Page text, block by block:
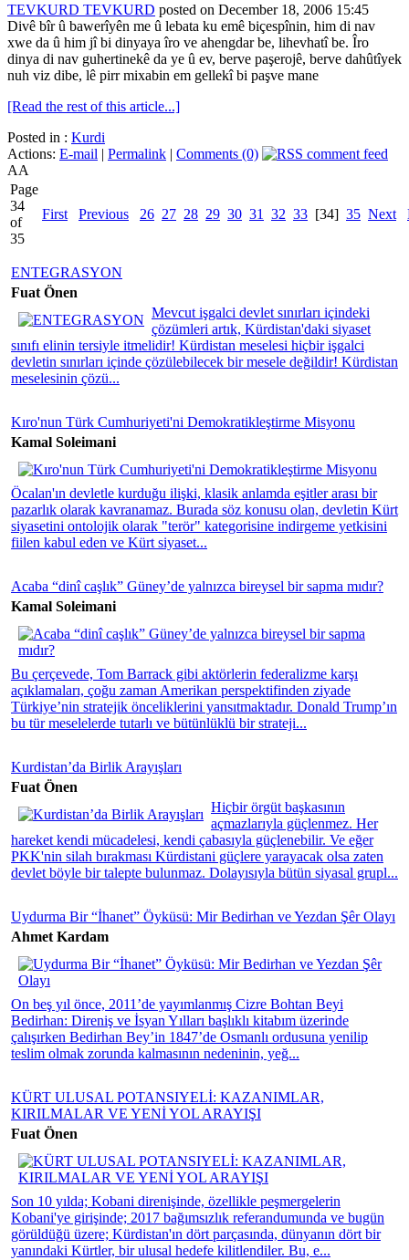
TEVKURD TEVKURD posted on December 18, 2006 15:45
Divê bîr û bawerîyên me û lebata ku emê biçespînin, him di nav
xwe da û him jî bi dinyaya îro ve ahengdar be, lihevhatî be. Îro
dinya di nav guhertinekê da ye û ev, berve paşerojê, berve dahûtîyek
nuh viz dibe, lê pirr mixabin em gellekî bi paşve mane
[Read the rest of this article...]
Posted in : Kurdi
Actions: E-mail | Permalink | Comments (0)
AA
Page
34
of
35
First Previous 26 27 28 29 30 31 32 33 [34] 35 Next
ENTEGRASYON
Fuat Önen
Mevcut işgalci devlet sınırları içindeki
çözümleri artık, Kürdistan'daki siyaset
sınıfı elinin tersiyle itmelidir! Kürdistan meselesi hiçbir işgalci
devletin sınırları içinde çözülebilecek bir mesele değildir! Kürdistan
meselesinin çözü...
Kıro'nun Türk Cumhuriyeti'ni Demokratikleştirme Misyonu
Kamal Soleimani
Öcalan'ın devletle kurduğu ilişki, klasik anlamda eşitler arası bir
pazarlık olarak kavranamaz. Burada söz konusu olan, devletin Kürt
siyasetini ontolojik olarak "terör" kategorisine indirgeme yetkisini
fiilen kabul eden ve Kürt siyaset...
Acaba “dinî caşlık” Güney’de yalnızca bireysel bir sapma mıdır?
Kamal Soleimani
Bu çerçevede, Tom Barrack gibi aktörlerin federalizme karşı
açıklamaları, çoğu zaman Amerikan perspektifinden ziyade
Türkiye’nin stratejik önceliklerini yansıtmaktadır. Donald Trump’ın
bu tür meselelerde tutarlı ve bütünlüklü bir strateji...
Kurdistan’da Birlik Arayışları
Fuat Önen
Hiçbir örgüt başkasının
açmazlarıyla güçlenmez. Her
hareket kendi mücadelesi, kendi çabasıyla güçlenebilir. Ve eğer
PKK'nin silah bırakması Kürdistani güçlere yarayacak olsa zaten
devlet böyle bir talepte bulunmaz. Dolayısıyla bütün siyasal grupl...
Uydurma Bir “İhanet” Öyküsü: Mir Bedirhan ve Yezdan Şêr Olayı
Ahmet Kardam
On beş yıl önce, 2011’de yayımlanmış Cizre Bohtan Beyi
Bedirhan: Direniş ve İsyan Yılları başlıklı kitabım üzerinde
çalışırken Bedirhan Bey’in 1847’de Osmanlı ordusuna yenilip
teslim olmak zorunda kalmasının nedeninin, yeğ...
KÜRT ULUSAL POTANSIYELİ: KAZANIMLAR,
KIRILMALAR VE YENİ YOL ARAYIŞI
Fuat Önen
Son 10 yılda; Kobani direnişinde, özellikle peşmergelerin
Kobani'ye girişinde; 2017 bağımsızlık referandumunda ve bugün
görüldüğü üzere; Kürdistan'ın dört parçasında, dünyanın dört bir
yanındaki Kürtler, bir ulusal hedefe kilitlendiler. Bu, e...